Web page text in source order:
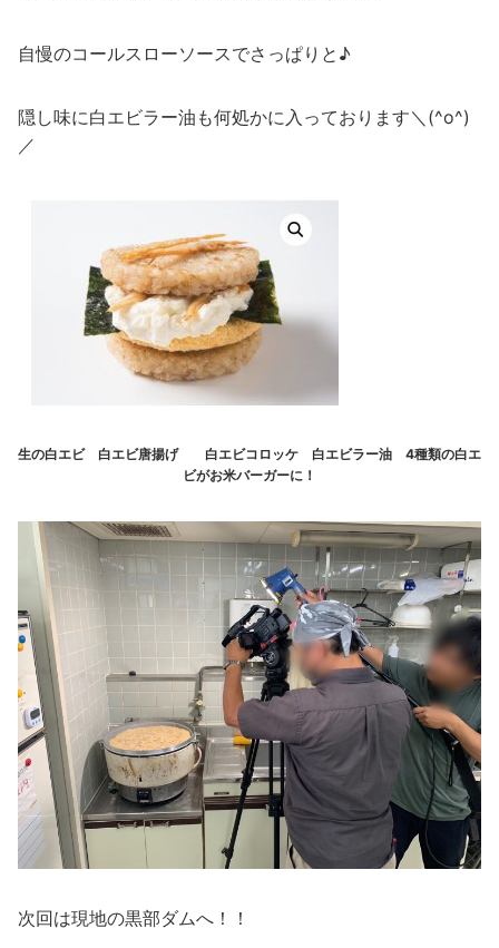
自慢のコールスローソースでさっぱりと♪
隠し味に白エビラー油も何処かに入っております＼(^o^)
／
生の白エビ 白エビ唐揚げ 白エビコロッケ 白エビラー油 4種類の白エ
ビがお米バーガーに！
次回は現地の黒部ダムへ！！